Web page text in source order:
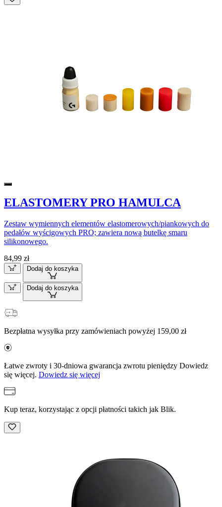
ELASTOMERY PRO HAMULCA
Zestaw wymiennych elementów elastomerowych/piankowych do
pedałów wyścigowych PRO; zawiera nową butelkę smaru
silikonowego.
84,99 zł
Dodaj do koszyka
Dodaj do koszyka
Bezpłatna wysyłka przy zamówieniach powyżej 159,00 zł
Łatwe zwroty i 30-dniowa gwarancja zwrotu pieniędzy Dowiedz
się więcej. Dowiedz się więcej
Kup teraz, korzystając z opcji płatności takich jak Blik.